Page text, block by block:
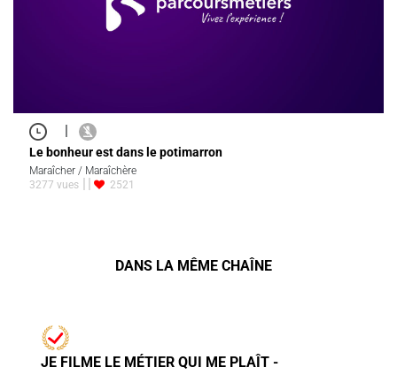
|
Le bonheur est dans le potimarron
Maraîcher / Maraîchère
3277 vues
2521
DANS LA MÊME CHAÎNE
JE FILME LE MÉTIER QUI ME PLAÎT -